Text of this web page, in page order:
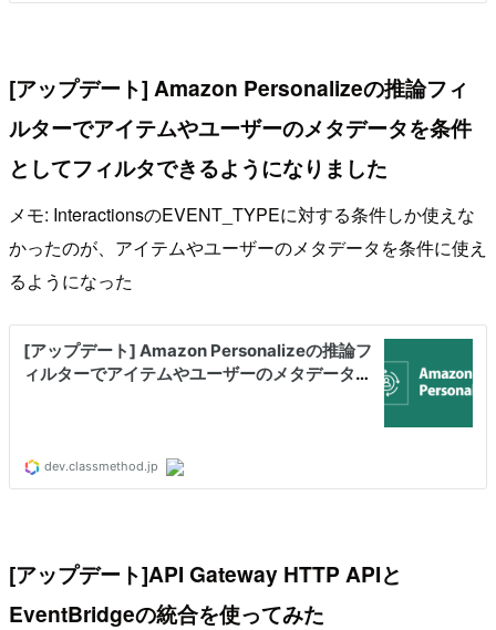
[アップデート] Amazon Personalizeの推論フィ
ルターでアイテムやユーザーのメタデータを条件
としてフィルタできるようになりました
メモ: InteractionsのEVENT_TYPEに対する条件しか使えな
かったのが、アイテムやユーザーのメタデータを条件に使え
るようになった
[アップデート]API Gateway HTTP APIと
EventBridgeの統合を使ってみた